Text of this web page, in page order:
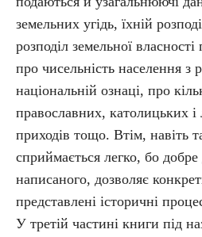
земельних угідь, їхній
розподіл земельної
про чисельність населення з
національній ознаці, про
православних, католицьких
приходів тощо. Втім, навіть
сприймається легко, бо
написаного, дозволяє
представлені історичні
У третій частині книги під